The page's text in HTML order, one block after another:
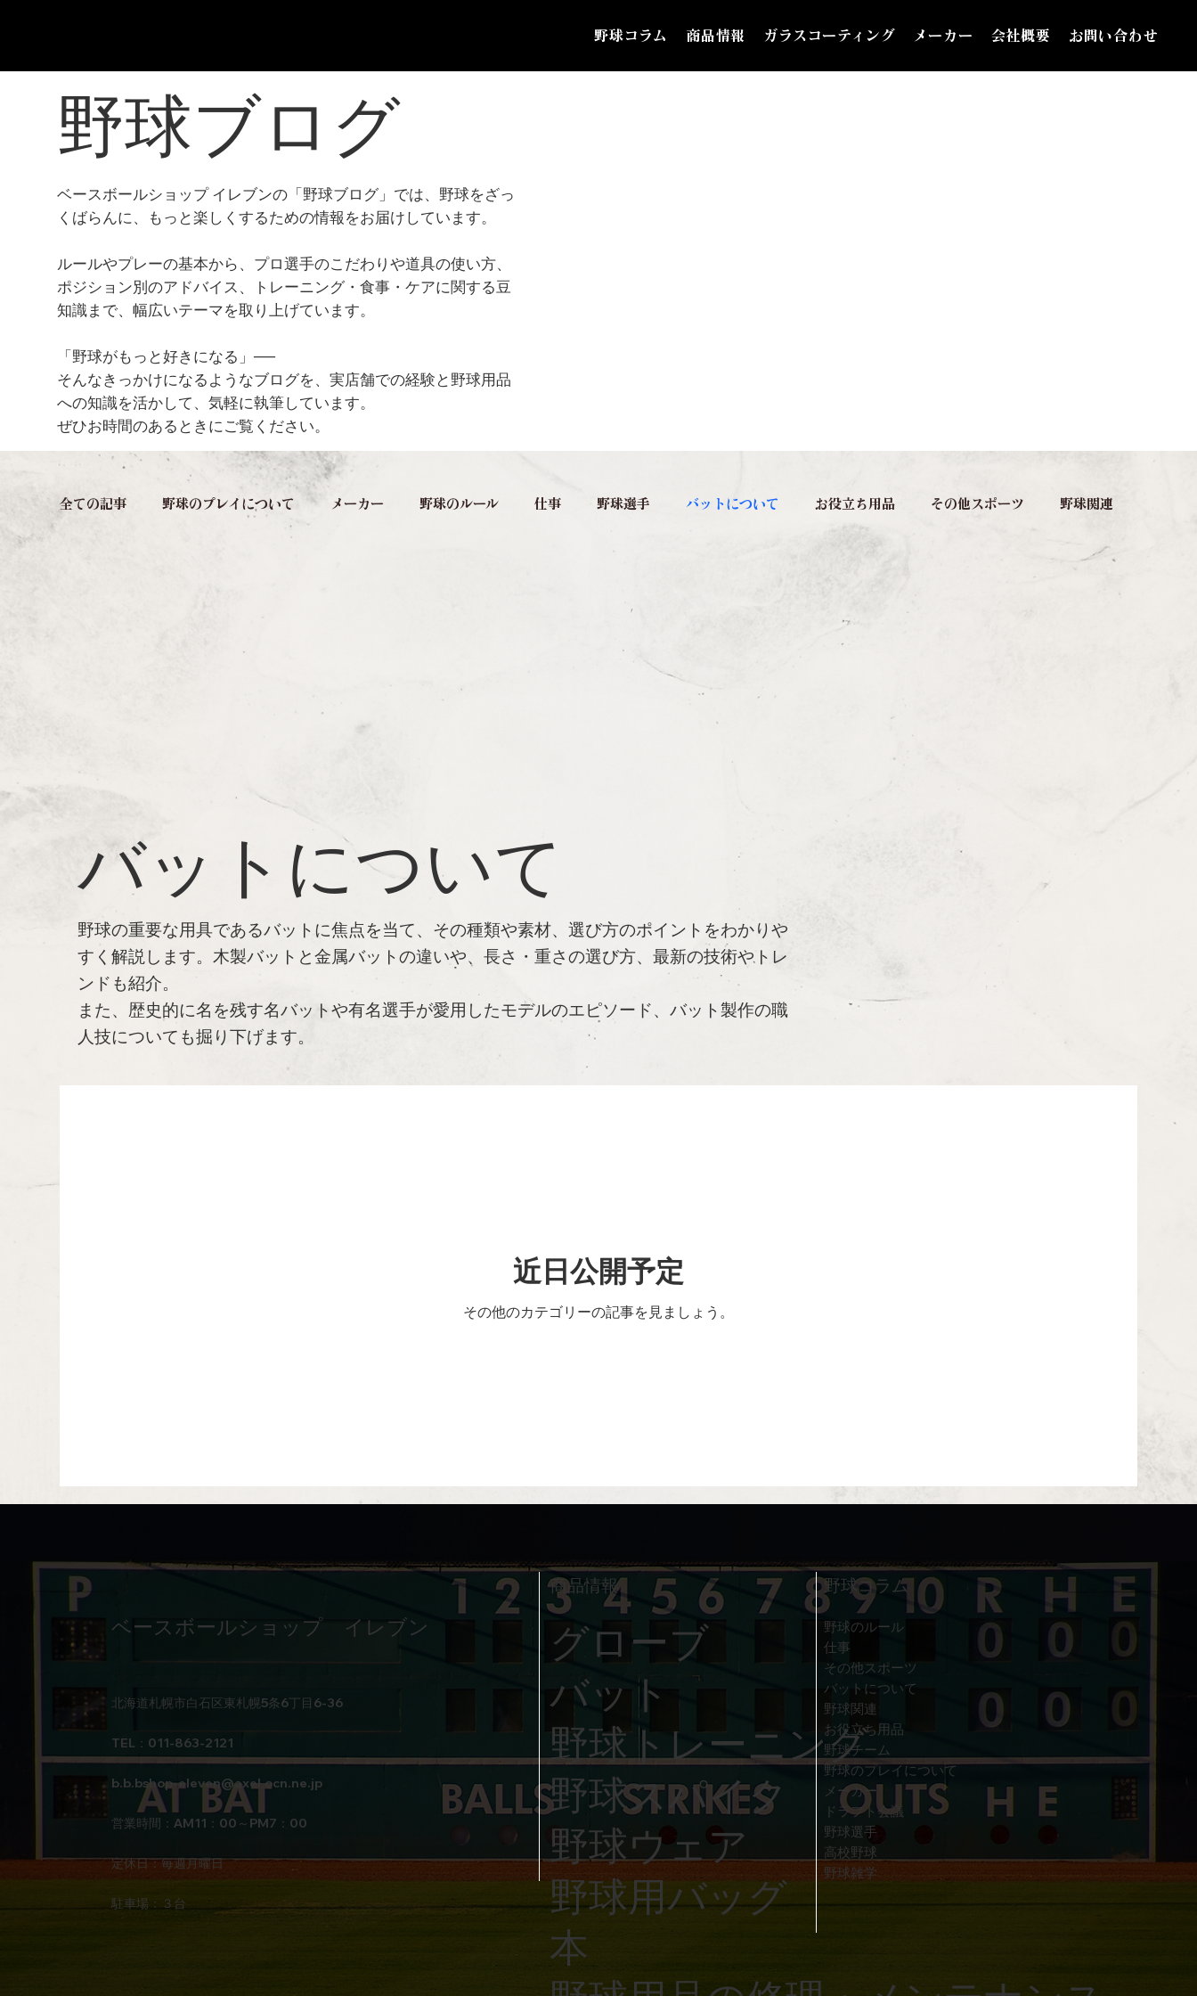
野球コラム 商品情報 ガラスコーティング メーカー 会社概要 お問い合わせ
​野球ブログ
ベースボールショップ イレブンの「野球ブログ」では、野球をざっ
くばらんに、もっと楽しくするための情報をお届けしています。
ルールやプレーの基本から、プロ選手のこだわりや道具の使い方、
ポジション別のアドバイス、トレーニング・食事・ケアに関する豆
知識まで、幅広いテーマを取り上げています。
「野球がもっと好きになる」──
そんなきっかけになるようなブログを、実店舗での経験と野球用品
への知識を活かして、気軽に執筆しています。
ぜひお時間のあるときにご覧ください。
全ての記事 野球のプレイについて メーカー 野球のルール 仕事 野球選手 バットについて お役立ち用品 その他スポーツ 野球関連
バットについて
野球の重要な用具であるバットに焦点を当て、その種類や素材、選び方のポイントをわかりや
すく解説します。木製バットと金属バットの違いや、長さ・重さの選び方、最新の技術やトレ
ンドも紹介。
また、歴史的に名を残す名バットや有名選手が愛用したモデルのエピソード、バット製作の職
人技についても掘り下げます。
近日公開予定
その他のカテゴリーの記事を見ましょう。
ベースボールショップ イレブン
北海道札幌市白石区東札幌5条6丁目6-36
TEL：011-863-2121
b.b.bshop-eleven@axel.ocn.ne.jp
営業時間：AM11：00～PM7：00
定休日：毎週月曜日
駐車場：３台
​商品情報
グローブ
バット
野球トレーニング
野球スパイク
野球ウェア
野球用バッグ
本
野球コラム
野球のルール
​仕事
その他スポーツ
バットについて
野球関連
お役立ち用品
野球チーム
野球のプレイについて
メーカー
ドラフト会議
野球選手
高校野球
野球雑学